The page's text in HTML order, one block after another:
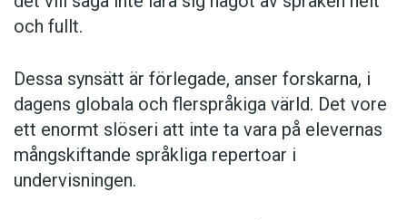
och fullt.
Dessa synsätt är förlegade, anser forskarna, i
dagens globala och flerspråkiga värld. Det vore
ett enormt slöseri att inte ta vara på elevernas
mångskiftande språkliga repertoar i
undervisningen.